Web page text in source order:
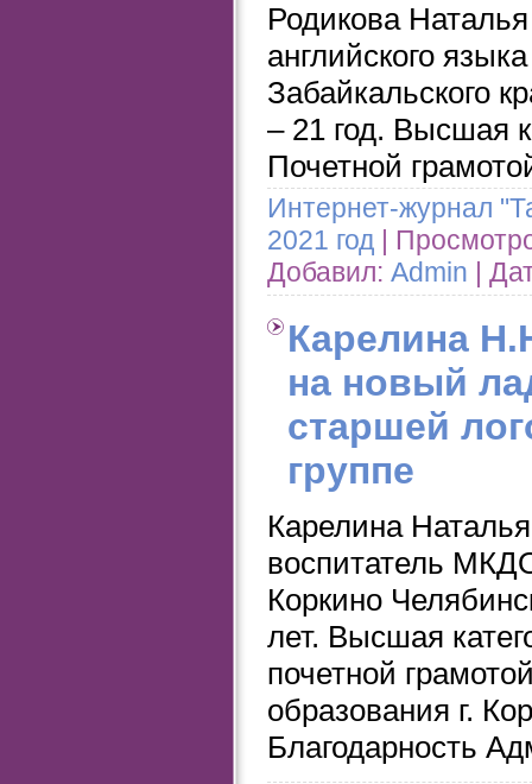
Родикова
английского
Забайкальского
– 21 год. Высшая
Почетной
Интернет-журнал
2021 год |
Добавил: Admin |
Карелина
на новый
старшей
группе
Карелина
воспитатель
Коркино
лет. Высшая
почетной
образования г.
Благодарность